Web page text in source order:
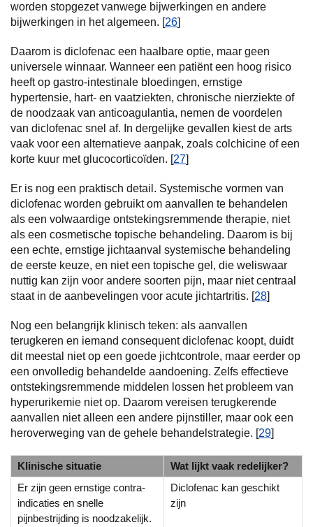
worden stopgezet vanwege bijwerkingen en andere
bijwerkingen in het algemeen. [26]
Daarom is diclofenac een haalbare optie, maar geen
universele winnaar. Wanneer een patiënt een hoog risico
heeft op gastro-intestinale bloedingen, ernstige
hypertensie, hart- en vaatziekten, chronische nierziekte of
de noodzaak van anticoagulantia, nemen de voordelen
van diclofenac snel af. In dergelijke gevallen kiest de arts
vaak voor een alternatieve aanpak, zoals colchicine of een
korte kuur met glucocorticoïden. [27]
Er is nog een praktisch detail. Systemische vormen van
diclofenac worden gebruikt om aanvallen te behandelen
als een volwaardige ontstekingsremmende therapie, niet
als een cosmetische topische behandeling. Daarom is bij
een echte, ernstige jichtaanval systemische behandeling
de eerste keuze, en niet een topische gel, die weliswaar
nuttig kan zijn voor andere soorten pijn, maar niet centraal
staat in de aanbevelingen voor acute jichtartritis. [28]
Nog een belangrijk klinisch teken: als aanvallen
terugkeren en iemand consequent diclofenac koopt, duidt
dit meestal niet op een goede jichtcontrole, maar eerder op
een onvolledig behandelde aandoening. Zelfs effectieve
ontstekingsremmende middelen lossen het probleem van
hyperurikemie niet op. Daarom vereisen terugkerende
aanvallen niet alleen een andere pijnstiller, maar ook een
heroverweging van de gehele behandelstrategie. [29]
Klinische situatie
Wat lijkt vaak redelijker?
Er zijn geen ernstige contra-
indicaties en snelle
pijnbestrijding is noodzakelijk.
Diclofenac kan geschikt
zijn